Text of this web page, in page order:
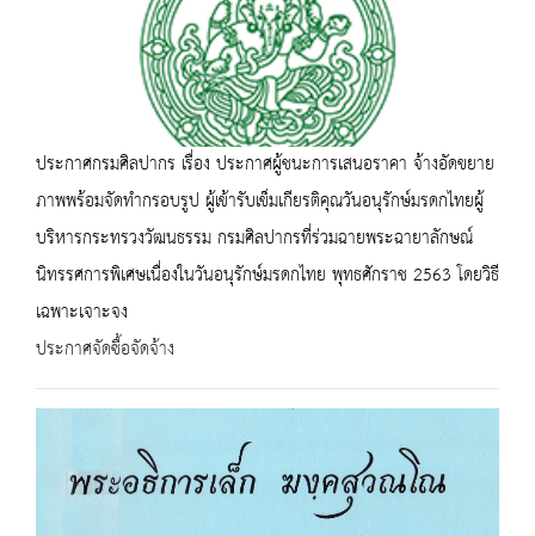
ประกาศกรมศิลปากร เรื่อง ประกาศผู้ชนะการเสนอราคา จ้างอัดขยาย
ภาพพร้อมจัดทำกรอบรูป ผู้เข้ารับเข็มเกียรติคุณวันอนุรักษ์มรดกไทยผู้
บริหารกระทรวงวัฒนธรรม กรมศิลปากรที่ร่วมฉายพระฉายาลักษณ์
นิทรรศการพิเศษเนื่องในวันอนุรักษ์มรดกไทย พุทธศักราช 2563 โดยวิธี
เฉพาะเจาะจง
ประกาศจัดซื้อจัดจ้าง